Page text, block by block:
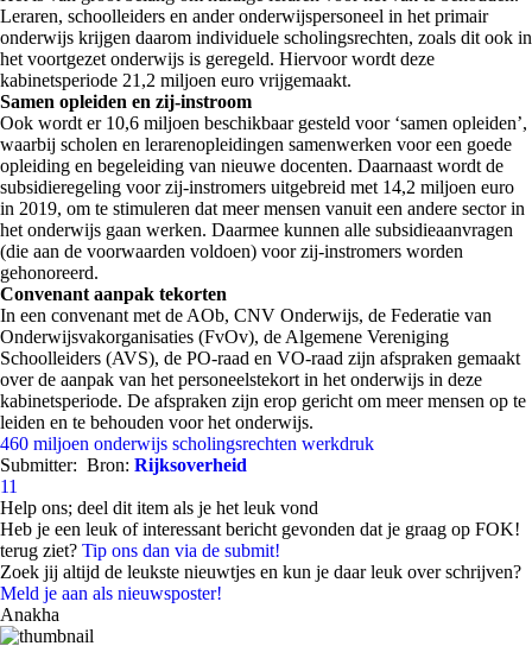
Leraren, schoolleiders en ander onderwijspersoneel in het primair
onderwijs krijgen daarom individuele scholingsrechten, zoals dit ook in
het voortgezet onderwijs is geregeld. Hiervoor wordt deze
kabinetsperiode 21,2 miljoen euro vrijgemaakt.
Samen opleiden en zij-instroom
Ook wordt er 10,6 miljoen beschikbaar gesteld voor ‘samen opleiden’,
waarbij scholen en lerarenopleidingen samenwerken voor een goede
opleiding en begeleiding van nieuwe docenten. Daarnaast wordt de
subsidieregeling voor zij-instromers uitgebreid met 14,2 miljoen euro
in 2019, om te stimuleren dat meer mensen vanuit een andere sector in
het onderwijs gaan werken. Daarmee kunnen alle subsidieaanvragen
(die aan de voorwaarden voldoen) voor zij-instromers worden
gehonoreerd.
Convenant aanpak tekorten
In een convenant met de AOb, CNV Onderwijs, de Federatie van
Onderwijsvakorganisaties (FvOv), de Algemene Vereniging
Schoolleiders (AVS), de PO-raad en VO-raad zijn afspraken gemaakt
over de aanpak van het personeelstekort in het onderwijs in deze
kabinetsperiode. De afspraken zijn erop gericht om meer mensen op te
leiden en te behouden voor het onderwijs.
460 miljoen onderwijs scholingsrechten werkdruk
Submitter: Bron: Rijksoverheid
11
Help ons; deel dit item als je het leuk vond
Heb je een leuk of interessant bericht gevonden dat je graag op FOK!
terug ziet? Tip ons dan via de submit!
Zoek jij altijd de leukste nieuwtjes en kun je daar leuk over schrijven?
Meld je aan als nieuwsposter!
Anakha